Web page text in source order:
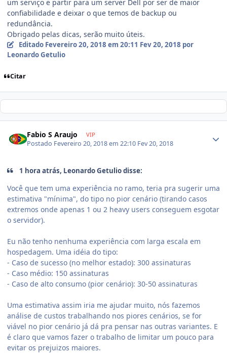
um serviço e partir para um server Dell por ser de maior
confiabilidade e deixar o que temos de backup ou
redundância.
Obrigado pelas dicas, serão muito úteis.
Editado Fevereiro 20, 2018 em 20:11 Fev 20, 2018 por
Leonardo Getulio
Citar
Fabio S Araujo VIP
Postado Fevereiro 20, 2018 em 22:10 Fev 20, 2018
1 hora atrás, Leonardo Getulio disse:
Você que tem uma experiência no ramo, teria pra sugerir uma
estimativa "mínima", do tipo no pior cenário (tirando casos
extremos onde apenas 1 ou 2 heavy users conseguem esgotar
o servidor).
Eu não tenho nenhuma experiência com larga escala em
hospedagem. Uma idéia do tipo:
- Caso de sucesso (no melhor estado): 300 assinaturas
- Caso médio: 150 assinaturas
- Caso de alto consumo (pior cenário): 30-50 assinaturas
Uma estimativa assim iria me ajudar muito, nós fazemos
análise de custos trabalhando nos piores cenários, se for
viável no pior cenário já dá pra pensar nas outras variantes. E
é claro que vamos fazer o trabalho de limitar um pouco para
evitar os prejuizos maiores.